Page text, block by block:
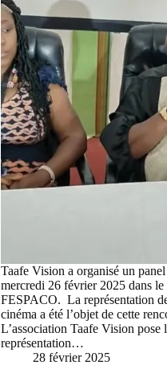
Taafe Vision a organisé un panel
mercredi 26 février 2025 dans le
FESPACO. La représentation
cinéma a été l’objet de cette
L’association Taafe Vision pose
représentation…
28 février 2025